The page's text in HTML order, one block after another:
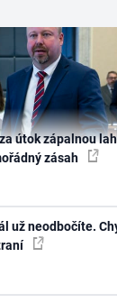
útok zápalnou
zásah
už neodbočíte.